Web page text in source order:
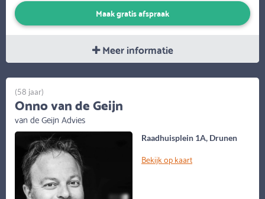
Maak gratis afspraak
Meer informatie
Raadhuisplein 1A, Drunen
Bekijk op kaart
(58 jaar)
Onno van de Geijn
van de Geijn Advies